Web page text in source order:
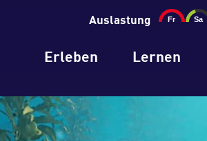
Auslastung
Erleben Lernen